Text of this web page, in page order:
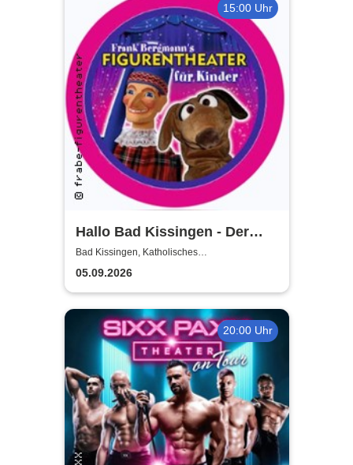
15:00 Uhr
Hallo Bad Kissingen - Der
Kasper und seine Freunde
kommen zu euch!
Bad Kissingen, Katholisches
Gemeindezentrum
05.09.2026
20:00 Uhr